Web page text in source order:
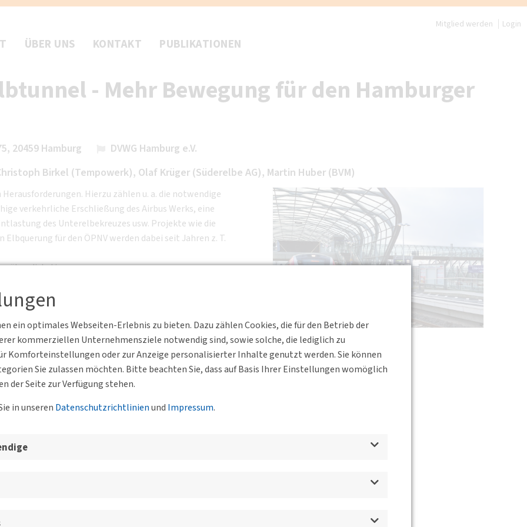
ein optimales Webseiten-Erlebnis zu bieten. Dazu zählen Cookies, die für den Betrieb der
kommerziellen Unternehmensziele notwendig sind, sowie solche, die lediglich zu
Komforteinstellungen oder zur Anzeige personalisierter Inhalte genutzt werden. Sie können
Sie zulassen möchten. Bitte beachten Sie, dass auf Basis Ihrer Einstellungen womöglich
der Seite zur Verfügung stehen.
in unseren Datenschutzrichtlinienund Impressum.
Mitglied werden Login
ÜBER UNS KONTAKT PUBLIKATIONEN
- Mehr Bewegung für den Hamburger
20459 Hamburg
DVWG Hamburg e.V.
Birkel (Tempowerk), Olaf Krüger (Süderelbe AG), Martin Huber (BVM)
Hierzu zählen u. a. die notwendige
verkehrliche Erschließung des Airbus Werks, eine
des Unterelbekreuzes usw. Projekte wie die
für den ÖPNV werden dabei seit Jahren z. T.
diskutieren:
als Gemeinschaftsveranstaltung von HSBA und DVWG statt.